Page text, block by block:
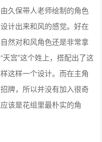
久保带人老师绘制的角色
计出来和风的感觉。好在
然对和风角色还是非常拿
宫”这个姓上，搭配出了这
这样一个设计。而在主角
牌，所以并没有加入很奇
该是花组里最朴实的角